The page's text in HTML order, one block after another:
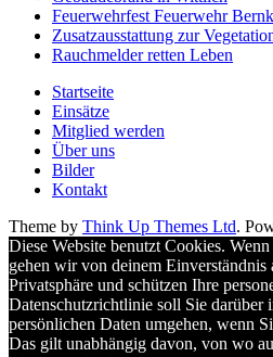
Feuerwehrfest Feuerwehr
Zusatzausstattung zur
Rauchmelder retten Leben
Startseite
Einsätze
Mitglied werden
Über uns
Bilder
Kontakt
Theme by Think Up Themes Ltd.
Diese Website benutzt Cookies.
gehen wir von deinem Einverständnis
Privatsphäre und schützen Ihre
Datenschutzrichtlinie soll Sie
persönlichen Daten umgehen, wenn
Das gilt unabhängig davon, von wo